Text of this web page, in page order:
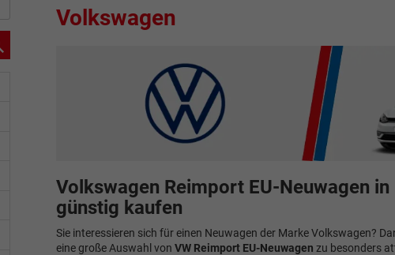
Volkswagen
Volkswagen Reimport EU-Neuwagen in
günstig kaufen
Sie interessieren sich für einen Neuwagen der Marke Volkswagen?
eine große Auswahl von VW Reimport EU-Neuwagen zu besonders